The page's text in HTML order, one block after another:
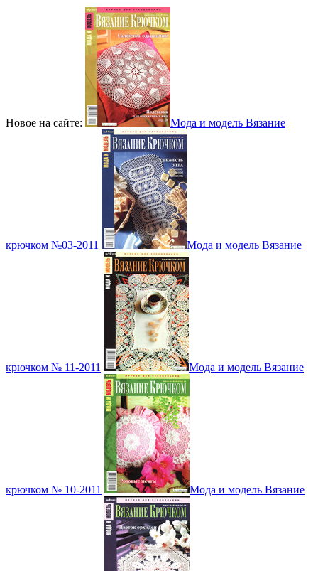
Новое на сайте: Мода и модель Вязание
крючком №03-2011 Мода и модель Вязание
крючком № 11-2011 Мода и модель Вязание
крючком № 10-2011 Мода и модель Вязание